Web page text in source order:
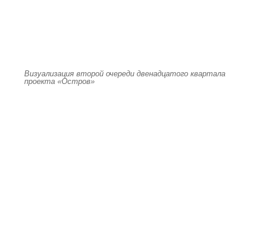
Визуализация второй очереди двенадцатого квартала
проекта «Остров»